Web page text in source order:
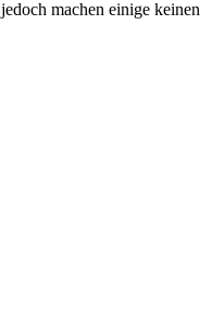
machen einige keinen